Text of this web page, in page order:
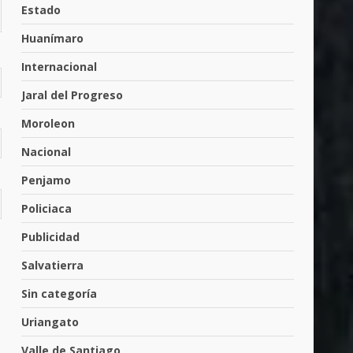
Estado
Huanímaro
Internacional
Jaral del Progreso
Moroleon
Nacional
Penjamo
Policiaca
Publicidad
Salvatierra
Sin categoría
Uriangato
6
7
Envía Gobierno de la Gente
más de 77 mil
1
asume la administración de la
2
ESTADO FORTALECE LA
SECRETARÍA DE LA DEFENSA